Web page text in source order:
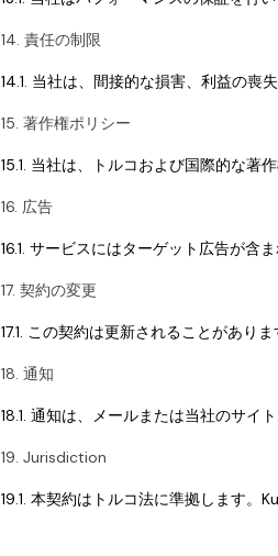
14. 責任の制限
14.1. 当社は、間接的な損害、利益の喪
15. 著作権ポリシー
15.1. 当社は、トルコおよび国際的な著
16. 広告
16.1. サービスにはターゲット広告が含
17. 契約の変更
17.1. この契約は更新されることがあり
18. 通知
18.1. 通知は、メールまたは当社のサイ
19. Jurisdiction
19.1. 本契約はトルコ法に準拠します。